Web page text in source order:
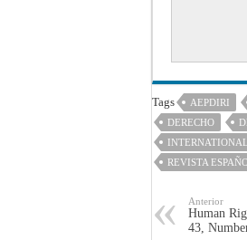
Tags AEPDIRI
DERECHO
INTERNATIONAL
REVISTA
Anterior
Human
43,